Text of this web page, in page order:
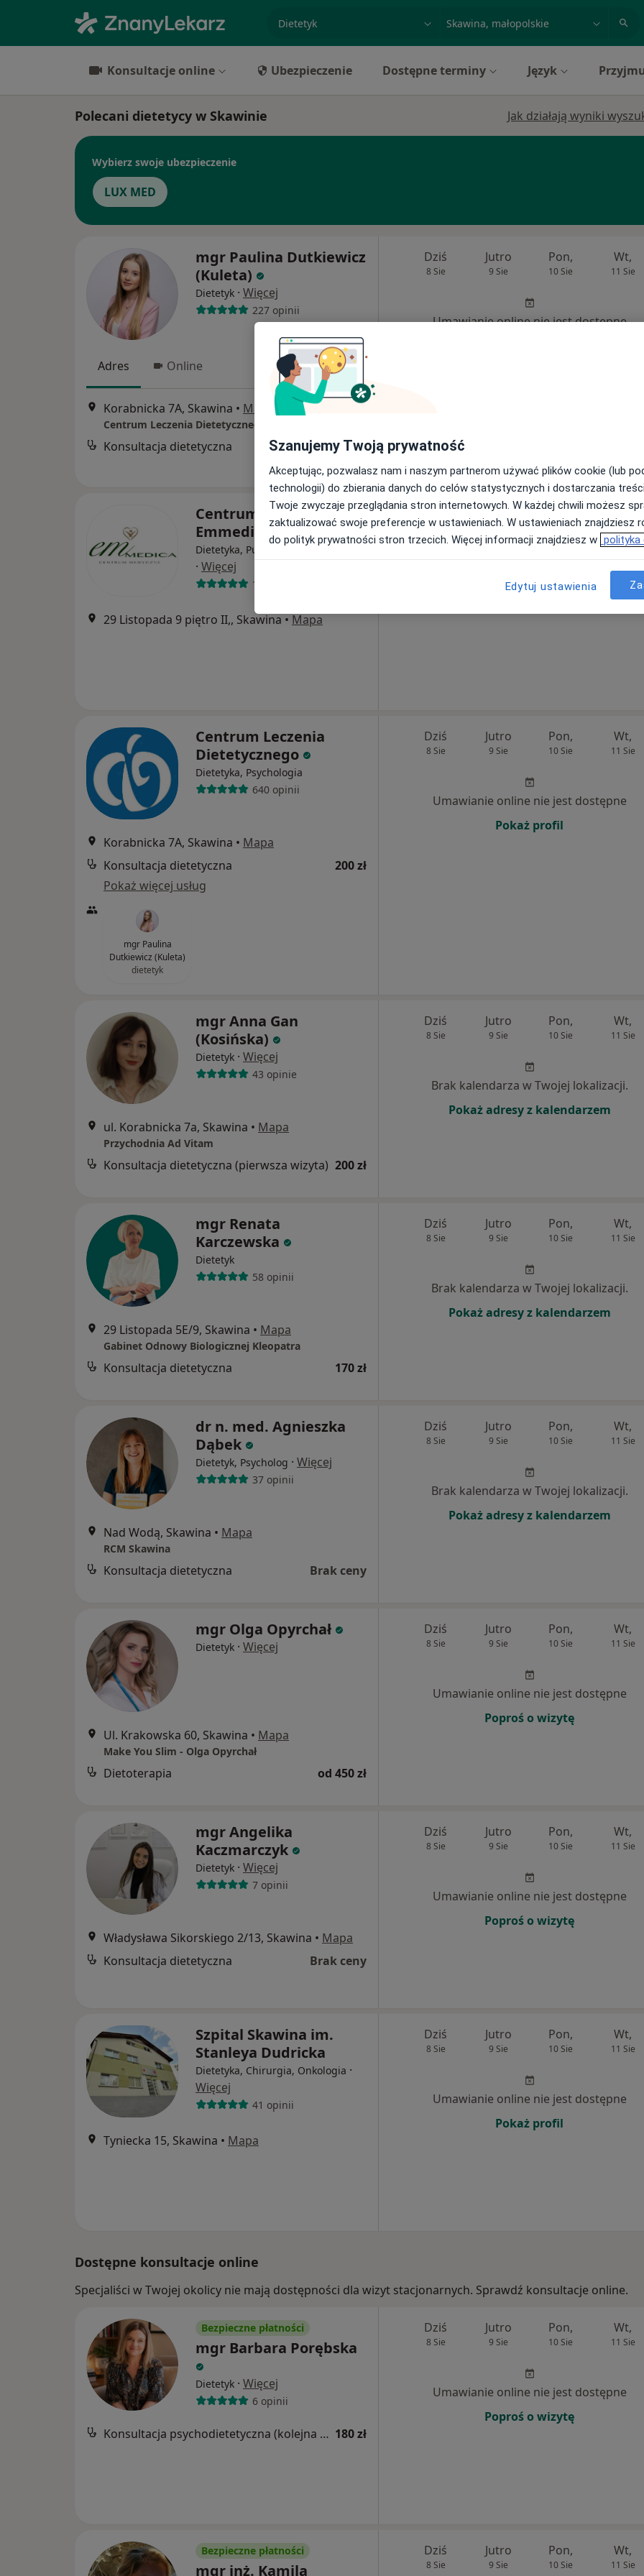
Konsultacje online Ubezpieczenie Dostępne terminy Język
Polecani dietetycy w Skawinie Jak działają wyniki
Wybierz swoje ubezpieczenie
LUX MED
mgr Paulina Dutkiewicz
(Kuleta)
Dietetyk · Więcej
227 opinii
Adres Online
Korabnicka 7A, Skawina • Mapa
Centrum Leczenia Dietetycznego
Konsultacja dietetyczna 200 zł
Dziś
8 Sie
Jutro
9 Sie
Pon,
10 Sie
Wt,
11 Sie
Umawianie online nie jest dostępne
Centrum Medyczne
Emmedica
Dietetyka, Pulmonologia, Chirurgia
· Więcej
1037 opinii
29 Listopada 9 piętro II,, Skawina • Mapa
Dziś
8 Sie
Jutro
9 Sie
Pon,
10 Sie
Wt,
11 Sie
Centrum Leczenia
Dietetycznego
Dietetyka, Psychologia
640 opinii
Korabnicka 7A, Skawina • Mapa
Konsultacja dietetyczna
200 zł
Pokaż więcej usług
mgr Paulina
Dutkiewicz (Kuleta)
dietetyk
Dziś
8 Sie
Jutro
9 Sie
Pon,
10 Sie
Wt,
11 Sie
Umawianie online nie jest dostępne
Pokaż profil
mgr Anna Gan
(Kosińska)
Dietetyk · Więcej
43 opinie
ul. Korabnicka 7a, Skawina • Mapa
Przychodnia Ad Vitam
Konsultacja dietetyczna (pierwsza wizyta) 200 zł
Dziś
8 Sie
Jutro
9 Sie
Pon,
10 Sie
Wt,
11 Sie
Brak kalendarza w Twojej lokalizacji.
Pokaż adresy z kalendarzem
mgr Renata
Karczewska
Dietetyk
58 opinii
29 Listopada 5E/9, Skawina • Mapa
Gabinet Odnowy Biologicznej Kleopatra
Konsultacja dietetyczna 170 zł
Dziś
8 Sie
Jutro
9 Sie
Pon,
10 Sie
Wt,
11 Sie
Brak kalendarza w Twojej lokalizacji.
Pokaż adresy z kalendarzem
dr n. med. Agnieszka
Dąbek
Dietetyk, Psycholog · Więcej
37 opinii
Nad Wodą, Skawina • Mapa
RCM Skawina
Konsultacja dietetyczna Brak ceny
Dziś
8 Sie
Jutro
9 Sie
Pon,
10 Sie
Wt,
11 Sie
Brak kalendarza w Twojej lokalizacji.
Pokaż adresy z kalendarzem
mgr Olga Opyrchał
Dietetyk · Więcej
Ul. Krakowska 60, Skawina • Mapa
Make You Slim - Olga Opyrchał
Dietoterapia od 450 zł
Dziś
8 Sie
Jutro
9 Sie
Pon,
10 Sie
Wt,
11 Sie
Umawianie online nie jest dostępne
Poproś o wizytę
mgr Angelika
Kaczmarczyk
Dietetyk · Więcej
7 opinii
Władysława Sikorskiego 2/13, Skawina • Mapa
Konsultacja dietetyczna
Brak ceny
Dziś
8 Sie
Jutro
9 Sie
Pon,
10 Sie
Wt,
11 Sie
Umawianie online nie jest dostępne
Poproś o wizytę
Szpital Skawina im.
Stanleya Dudricka
Dietetyka, Chirurgia, Onkologia ·
Więcej
41 opinii
Tyniecka 15, Skawina • Mapa
Dziś
8 Sie
Jutro
9 Sie
Pon,
10 Sie
Wt,
11 Sie
Umawianie online nie jest dostępne
Pokaż profil
Dostępne konsultacje online
Specjaliści w Twojej okolicy nie mają dostępności dla wizyt stacjonarnych. Sprawdź konsultacje online.
Bezpieczne płatności
mgr Barbara Porębska
Dietetyk · Więcej
6 opinii
Konsultacja psychodietetyczna (kolejna wizyta) 180 zł
Dziś
8 Sie
Jutro
9 Sie
Pon,
10 Sie
Wt,
11 Sie
Umawianie online nie jest dostępne
Poproś o wizytę
Bezpieczne płatności
mgr inż. Kamila
Dziś
8 Sie
Jutro
9 Sie
Pon,
10 Sie
Wt,
11 Sie
Szanujemy Twoją prywatność
Akceptując, pozwalasz nam i naszym partnerom używać plików cookie (lub
technologii) do zbierania danych do celów statystycznych i dostarczania
Twoje zwyczaje przeglądania stron internetowych. W każdej chwili możesz
zaktualizować swoje preferencje w ustawieniach. W ustawieniach znajdziesz
do polityk prywatności stron trzecich. Więcej informacji znajdziesz w polityka
Edytuj ustawienia